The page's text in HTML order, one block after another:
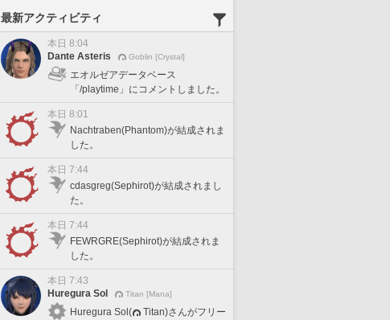
最新アクティビティ
本日 8:04
Dante Asteris
Goblin [Crystal]
エオルゼアデータベース
「/playtime」にコメントしました。
本日 8:01
Nachtraben(Phantom)が結成されま
した。
本日 7:44
cdasgreg(Sephirot)が結成されまし
た。
本日 7:44
FEWRGRE(Sephirot)が結成されま
した。
本日 7:43
Huregura Sol
Titan [Mana]
Huregura Sol(
Titan)さんがフリー